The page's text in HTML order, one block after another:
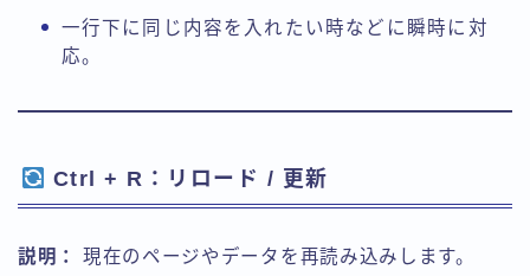
一行下に同じ内容を入れたい時などに瞬時に対
応。
Ctrl + R：リロード / 更新
説明：
現在のページやデータを再読み込みします。